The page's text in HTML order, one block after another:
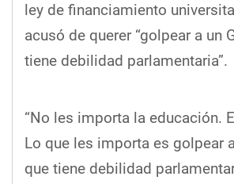
ley de financiamiento
acusó de querer “golpear a un
tiene debilidad parlamentaria”.
“No les importa la educación.
Lo que les importa es golpear
que tiene debilidad